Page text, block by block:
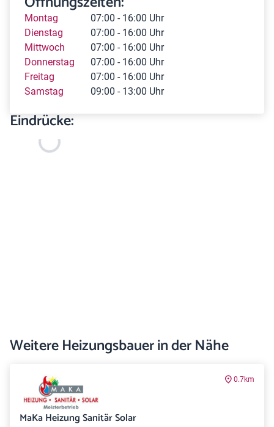
Montag
07:00 - 16:00 Uhr
Dienstag
07:00 - 16:00 Uhr
Mittwoch
07:00 - 16:00 Uhr
Donnerstag
07:00 - 16:00 Uhr
Freitag
07:00 - 16:00 Uhr
Samstag
09:00 - 13:00 Uhr
Eindrücke:
Weitere Heizungsbauer in der Nähe
0.7km
MaKa Heizung Sanitär Solar